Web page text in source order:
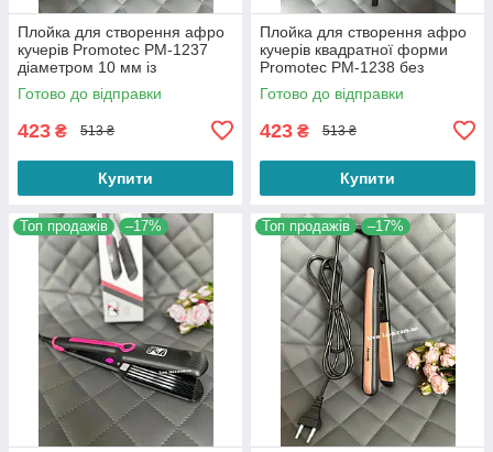
Плойка для створення афро
кучерів Promotec PM-1237
діаметром 10 мм із
затискачем
Готово до відправки
423 ₴ 513 ₴
Купити
Плойка для створення афро
кучерів квадратної форми
Promotec PM-1238 без
затискача
Готово до відправки
423 ₴ 513 ₴
Купити
Топ продажів –17% Топ продажів –17%